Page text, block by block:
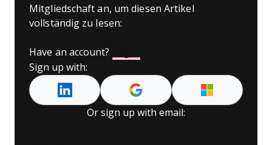
Mitgliedschaft an, um diesen Artikel
vollständig zu lesen:
Have an account?
Sign up with:
Or sign up with email: